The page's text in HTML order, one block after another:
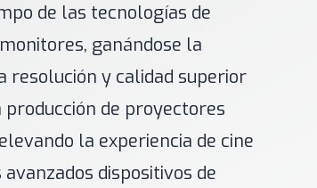
de las tecnologías de
ganándose la
resolución y calidad superior
de proyectores
la experiencia de cine
dispositivos de